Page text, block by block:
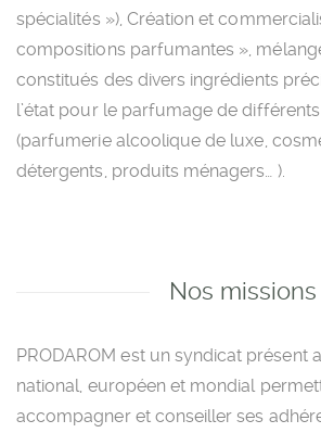
spécialités »), Création et
compositions parfumantes »,
constitués des divers ingrédients
l’état pour le parfumage de
(parfumerie alcoolique de luxe,
détergents, produits ménagers… ).
Nos missions
PRODAROM est un syndicat présent
national, européen et mondial
accompagner et conseiller ses